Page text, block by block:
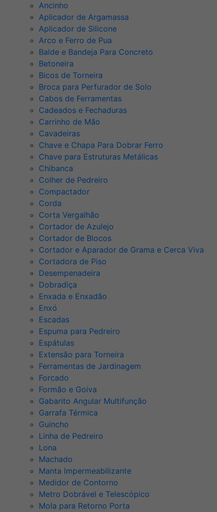
Ancinho
Aplicador de Argamassa
Aplicador de Silicone
Arco e Ferro de Pua
Balde e Bandeja Para Concreto
Betoneira
Bicos de Torneira
Broca para Perfurador de Solo
Cabos de Ferramentas
Cadeados e Fechaduras
Carrinho de Mão
Cavadeiras
Chave e Chapa Para Dobrar Ferro
Chave para Estruturas Metálicas
Chibanca
Colher de Pedreiro
Compactador
Corda
Corta Vergalhão
Cortador de Azulejo
Cortador de Blocos
Cortador e Aparador de Grama e Cerca Viva
Cortadora de Piso
Desempenadeira
Dobradiça
Enxada e Enxadão
Enxó
Escadas
Espuma para Pedreiro
Espátulas
Extensão para Torneira
Ferramentas de Jardinagem
Forcado
Formão e Goiva
Gabarito Angular Multifunção
Garrafa Térmica
Guincho
Linha de Pedreiro
Lona
Machado
Manta Impermeabilizante
Medidor de Contorno
Metro Dobrável e Telescópico
Mola para Retorno Porta